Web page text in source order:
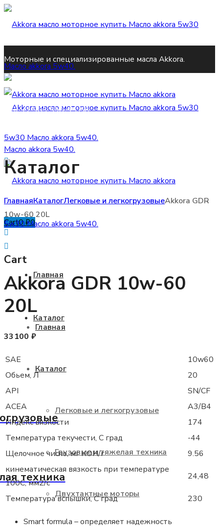
Cart0₽0
Cart
Главная
Каталог
Легковые и легкогрузовые
Грузовые и тяжелая техника
Двухтактные моторы
Моторные и специализированные масла Akkora.
Тел:+7 903 590-95-58
Помощь в подборе
Главная
Каталог
техника
Каталог
ГлавнаяКаталогЛегковые и легкогрузовыеAkkora GDR
10w-60 20L
Akkora GDR 10w-60
20L
33100 ₽
SAE
10w60
Обьем, Л
20
API
SN/CF
ACEA
A3/B4
Индекс вязкости
174
Температура текучести, С град
-44
Щелочное число, мг КОН/г
9.56
кинематическая вязкость при температуре
100C, мм2/с
24,48
Температура вспышки, С град 230
Smart formula – определяет надежность